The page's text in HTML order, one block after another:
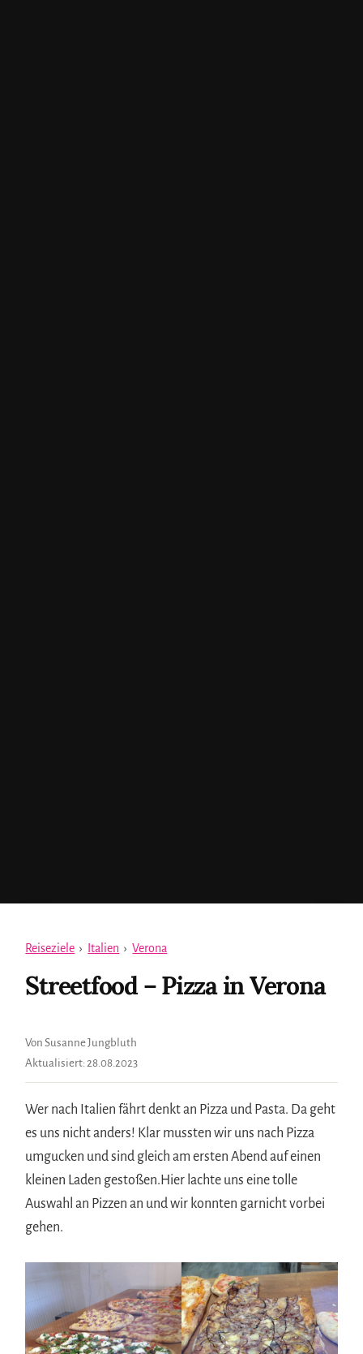
Reiseziele › Italien › Verona
Streetfood – Pizza in Verona
Von Susanne Jungbluth
Aktualisiert: 28.08.2023
Wer nach Italien fährt denkt an Pizza und Pasta. Da geht
es uns nicht anders! Klar mussten wir uns nach Pizza
umgucken und sind gleich am ersten Abend auf einen
kleinen Laden gestoßen.Hier lachte uns eine tolle
Auswahl an Pizzen an und wir konnten garnicht vorbei
gehen.